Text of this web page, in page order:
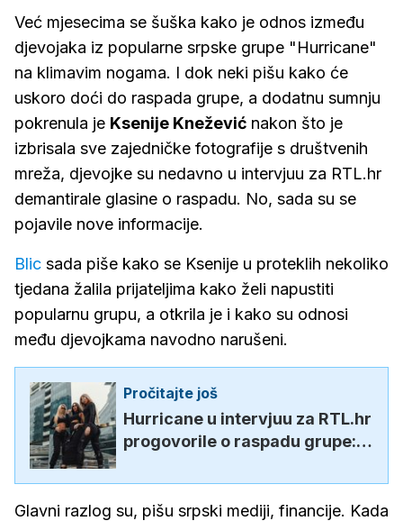
Već mjesecima se šuška kako je odnos između
djevojaka iz popularne srpske grupe "Hurricane"
na klimavim nogama. I dok neki pišu kako će
uskoro doći do raspada grupe, a dodatnu sumnju
pokrenula je Ksenije Knežević nakon što je
izbrisala sve zajedničke fotografije s društvenih
mreža, djevojke su nedavno u intervjuu za RTL.hr
demantirale glasine o raspadu. No, sada su se
pojavile nove informacije.
Blic sada piše kako se Ksenije u proteklih nekoliko
tjedana žalila prijateljima kako želi napustiti
popularnu grupu, a otkrila je i kako su odnosi
među djevojkama navodno narušeni.
Pročitajte još
Hurricane u intervjuu za RTL.hr
progovorile o raspadu grupe:
glasine utječu na nas'
Glavni razlog su, pišu srpski mediji, financije. Kada